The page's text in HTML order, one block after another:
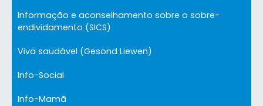
Informação e aconselhamento sobre o sobre-
endividamento (SICS)
Viva saudável (Gesond Liewen)
Info-Social
Info-Mamã